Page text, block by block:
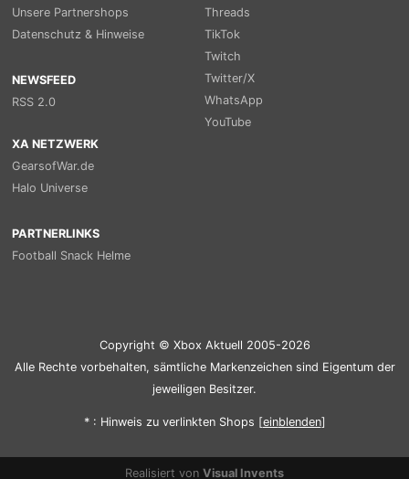
Unsere Partnershops
Datenschutz & Hinweise
NEWSFEED
RSS 2.0
Threads
TikTok
Twitch
Twitter/X
WhatsApp
YouTube
XA NETZWERK
GearsofWar.de
Halo Universe
PARTNERLINKS
Football Snack Helme
Copyright © Xbox Aktuell 2005-2026
Alle Rechte vorbehalten, sämtliche Markenzeichen sind Eigentum der
jeweiligen Besitzer.
* : Hinweis zu verlinkten Shops [einblenden]
Realisiert von Visual Invents